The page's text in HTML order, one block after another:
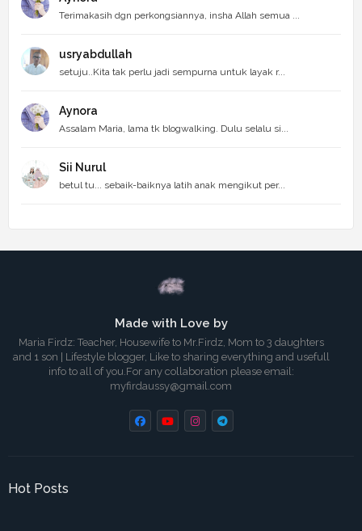
Terimakasih dgn perkongsiannya, insha Allah semua ...
usryabdullah
setuju..Kita tak perlu jadi sempurna untuk layak r...
Aynora
Assalam Maria, lama tk blogwalking. Dulu selalu si...
Sii Nurul
betul tu... sebaik-baiknya latih anak mengikut per...
Made with Love by
Maria Firdz: Teacher, Housewife to Mr.Firdz, Mom to 3 daughters
and 1 son | Lifestyle blogger, Like to sharing everything and usefull
info to all of you.For any collaboration please email:
myfirdaussy@gmail.com
Hot Posts